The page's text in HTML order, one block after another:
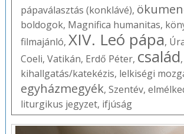
pápaválasztás (konklávé),
boldogok, Magnifica humanitas,
filmajánló, XIV. Leó pápa,
Coeli, Vatikán, Erdő Péter, család,
kihallgatás/katekézis, lelkiségi
egyházmegyék, Szentév,
liturgikus jegyzet, ifjúság